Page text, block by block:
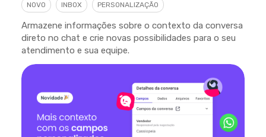
NOVO INBOX PERSONALIZAÇÃO
Armazene informações sobre o contexto da conversa
direto no chat e crie novas possibilidades para o seu
atendimento e sua equipe.